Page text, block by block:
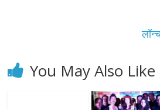
You May Also Like